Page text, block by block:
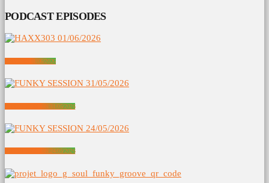
PODCAST EPISODES
HAXX303 01/06/2026
FUNKY SESSION 31/05/2026
FUNKY SESSION 24/05/2026